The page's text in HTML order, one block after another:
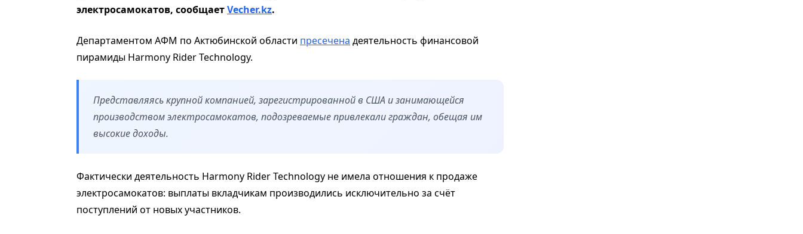
электросамокатов, сообщаетVecher.kz.
Департаментом АФМ по Актюбинской области пресечена деятельность финансовой
пирамиды Harmony Rider Technology.
Представляясь крупной компанией, зарегистрированной в США и занимающейся
производством электросамокатов, подозреваемые привлекали граждан, обещая им
высокие доходы.
Фактически деятельность Harmony Rider Technology не имела отношения к продаже
электросамокатов: выплаты вкладчикам производились исключительно за счёт
поступлений от новых участников.